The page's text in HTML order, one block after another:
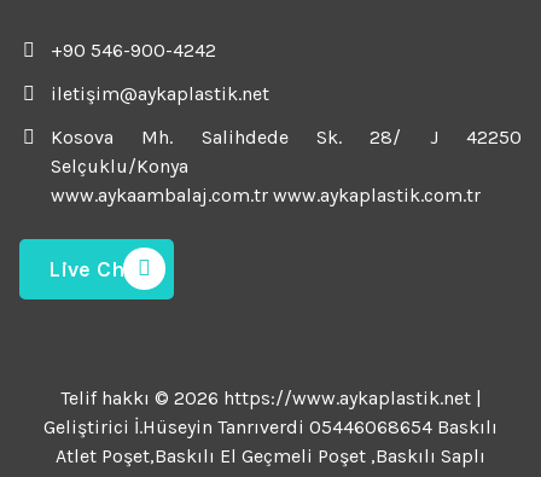
+90 546-900-4242
iletişim@aykaplastik.net
Kosova Mh. Salihdede Sk. 28/ J 42250
Selçuklu/Konya
www.aykaambalaj.com.tr www.aykaplastik.com.tr
Live Chat
Telif hakkı © 2026 https://www.aykaplastik.net |
Geliştirici İ.Hüseyin Tanrıverdi 05446068654 Baskılı
Atlet Poşet,Baskılı El Geçmeli Poşet ,Baskılı Saplı